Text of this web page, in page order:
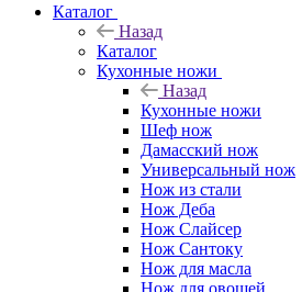
Каталог
Назад
Каталог
Кухонные ножи
Назад
Кухонные ножи
Шеф нож
Дамасский нож
Универсальный нож
Нож из стали
Нож Деба
Нож Слайсер
Нож Сантоку
Нож для масла
Нож для овощей